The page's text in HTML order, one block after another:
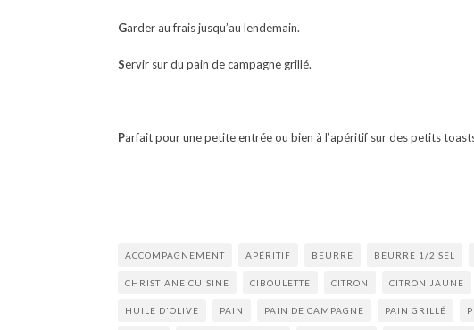
Garder au frais jusqu’au lendemain.
Servir sur du pain de campagne grillé.
Parfait pour une petite entrée ou bien à l’apéritif sur des petits
ACCOMPAGNEMENT APÉRITIF BEURRE BEURRE 1/2 SEL
CHRISTIANE CUISINE CIBOULETTE CITRON CITRON JAUNE
HUILE D'OLIVE PAIN PAIN DE CAMPAGNE PAIN GRILLÉ